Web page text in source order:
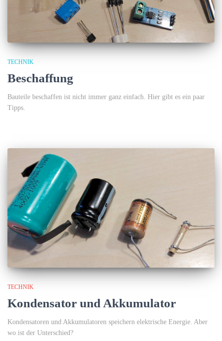
TECHNIK
Beschaffung
Bauteile beschaffen ist nicht immer ganz einfach. Hier gibt es ein paar
Tipps.
TECHNIK
Kondensator und Akkumulator
Kondensatoren und Akkumulatoren speichern elektrische Energie. Aber
wo ist der Unterschied?